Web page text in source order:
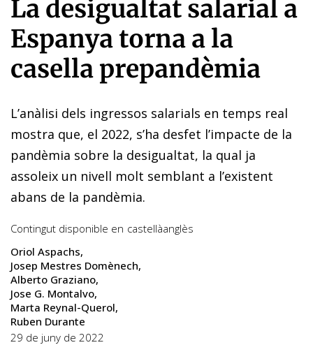
La desigualtat salarial a
Espanya torna a la
casella prepandèmia
L’anàlisi dels ingressos salarials en temps real
mostra que, el 2022, s’ha desfet l’impacte de la
pandèmia sobre la desigualtat, la qual ja
assoleix un nivell molt semblant a l’existent
abans de la pandèmia.
Contingut disponible en castellàanglès
Oriol Aspachs
Josep Mestres Domènech
Alberto Graziano
Jose G. Montalvo
Marta Reynal-Querol
Ruben Durante
29 de juny de 2022